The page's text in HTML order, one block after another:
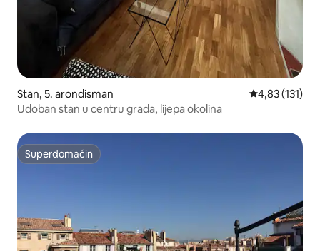
Stan, 5. arondisman Prosečna
4,83 (131)
Udoban stan u centru grada, lijepa okolina
Superdomaćin
Superdomaćin